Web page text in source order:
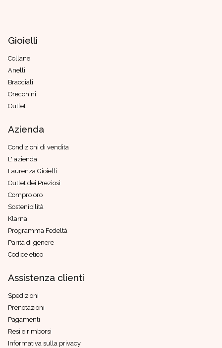
Gioielli
Collane
Anelli
Bracciali
Orecchini
Outlet
Azienda
Condizioni di vendita
L' azienda
Laurenza Gioielli
Outlet dei Preziosi
Compro oro
Sostenibilità
Klarna
Programma Fedeltà
Parità di genere
Codice etico
Assistenza clienti
Spedizioni
Prenotazioni
Pagamenti
Resi e rimborsi
Informativa sulla privacy